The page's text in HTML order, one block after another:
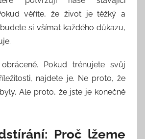
věříte, že život je těžký a
si všímat každého důkazu,
Pokud trénujete svůj
najdete je. Ne proto, že
Ale proto, že jste je konečně
Proč lžeme